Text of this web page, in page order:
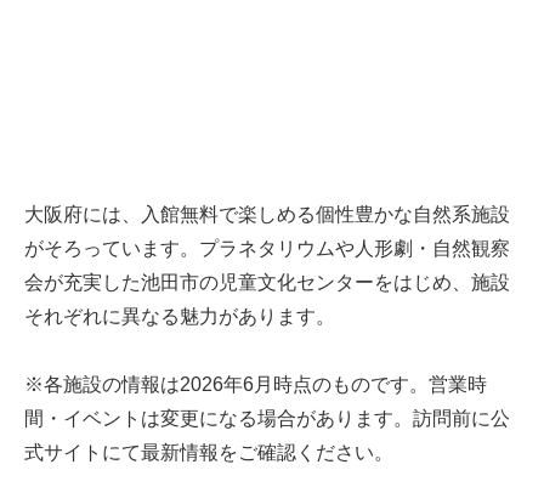
大阪府には、入館無料で楽しめる個性豊かな自然系施設
がそろっています。プラネタリウムや人形劇・自然観察
会が充実した池田市の児童文化センターをはじめ、施設
それぞれに異なる魅力があります。
※各施設の情報は2026年6月時点のものです。営業時
間・イベントは変更になる場合があります。訪問前に公
式サイトにて最新情報をご確認ください。